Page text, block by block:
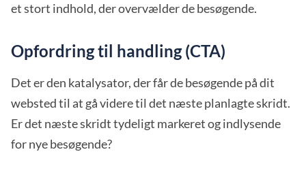
et stort indhold, der overvælder de besøgende.
Opfordring til handling (CTA)
Det er den katalysator, der får de besøgende på dit
websted til at gå videre til det næste planlagte skridt.
Er det næste skridt tydeligt markeret og indlysende
for nye besøgende?